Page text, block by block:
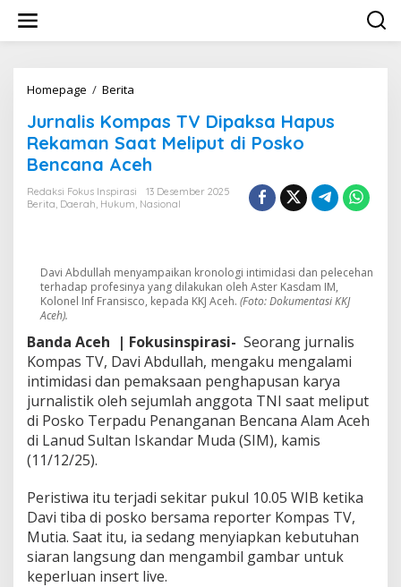
w
Homepage / Berita
r
n
a
l
i
p
a
s
D
i
p
a
k
s
a
p
u
s
R
e
k
Jurnalis Kompas TV Dipaksa Hapus
Rekaman Saat Meliput di Posko
Bencana Aceh
Redaksi Fokus Inspirasi
13 Desember 2025
Berita, Daerah, Hukum, Nasional
Davi Abdullah menyampaikan kronologi intimidasi dan pelecehan
terhadap profesinya yang dilakukan oleh Aster Kasdam IM,
Kolonel Inf Fransisco, kepada KKJ Aceh. (Foto: Dokumentasi KKJ
Aceh).
Banda Aceh | Fokusinspirasi- Seorang jurnalis
Kompas TV, Davi Abdullah, mengaku mengalami
intimidasi dan pemaksaan penghapusan karya
jurnalistik oleh sejumlah anggota TNI saat meliput
di Posko Terpadu Penanganan Bencana Alam Aceh
di Lanud Sultan Iskandar Muda (SIM), kamis
(11/12/25).
Peristiwa itu terjadi sekitar pukul 10.05 WIB ketika
Davi tiba di posko bersama reporter Kompas TV,
Mutia. Saat itu, ia sedang menyiapkan kebutuhan
siaran langsung dan mengambil gambar untuk
keperluan insert live.